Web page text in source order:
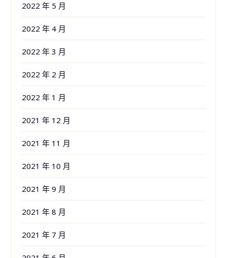
2022 年 5 月
2022 年 4 月
2022 年 3 月
2022 年 2 月
2022 年 1 月
2021 年 12 月
2021 年 11 月
2021 年 10 月
2021 年 9 月
2021 年 8 月
2021 年 7 月